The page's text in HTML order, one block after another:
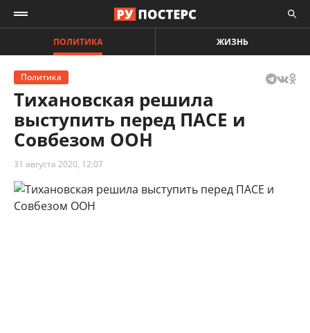
ПОЛИТИКА ЖИЗНЬ
Политика
Тихановская решила
выступить перед ПАСЕ и
Совбезом ООН
31 августа 2020, 12:07